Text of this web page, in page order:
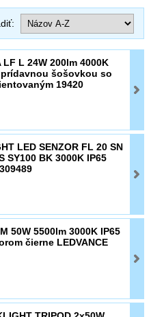
L 24W 200lm 4000K
šošovkou so
19420
LED SENZOR FL 20 SN
SY100 BK 3000K IP65
50W 5500lm 3000K IP65
čierne LEDVANCE